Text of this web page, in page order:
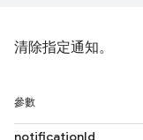
清除指定通知。
參數
notificationId